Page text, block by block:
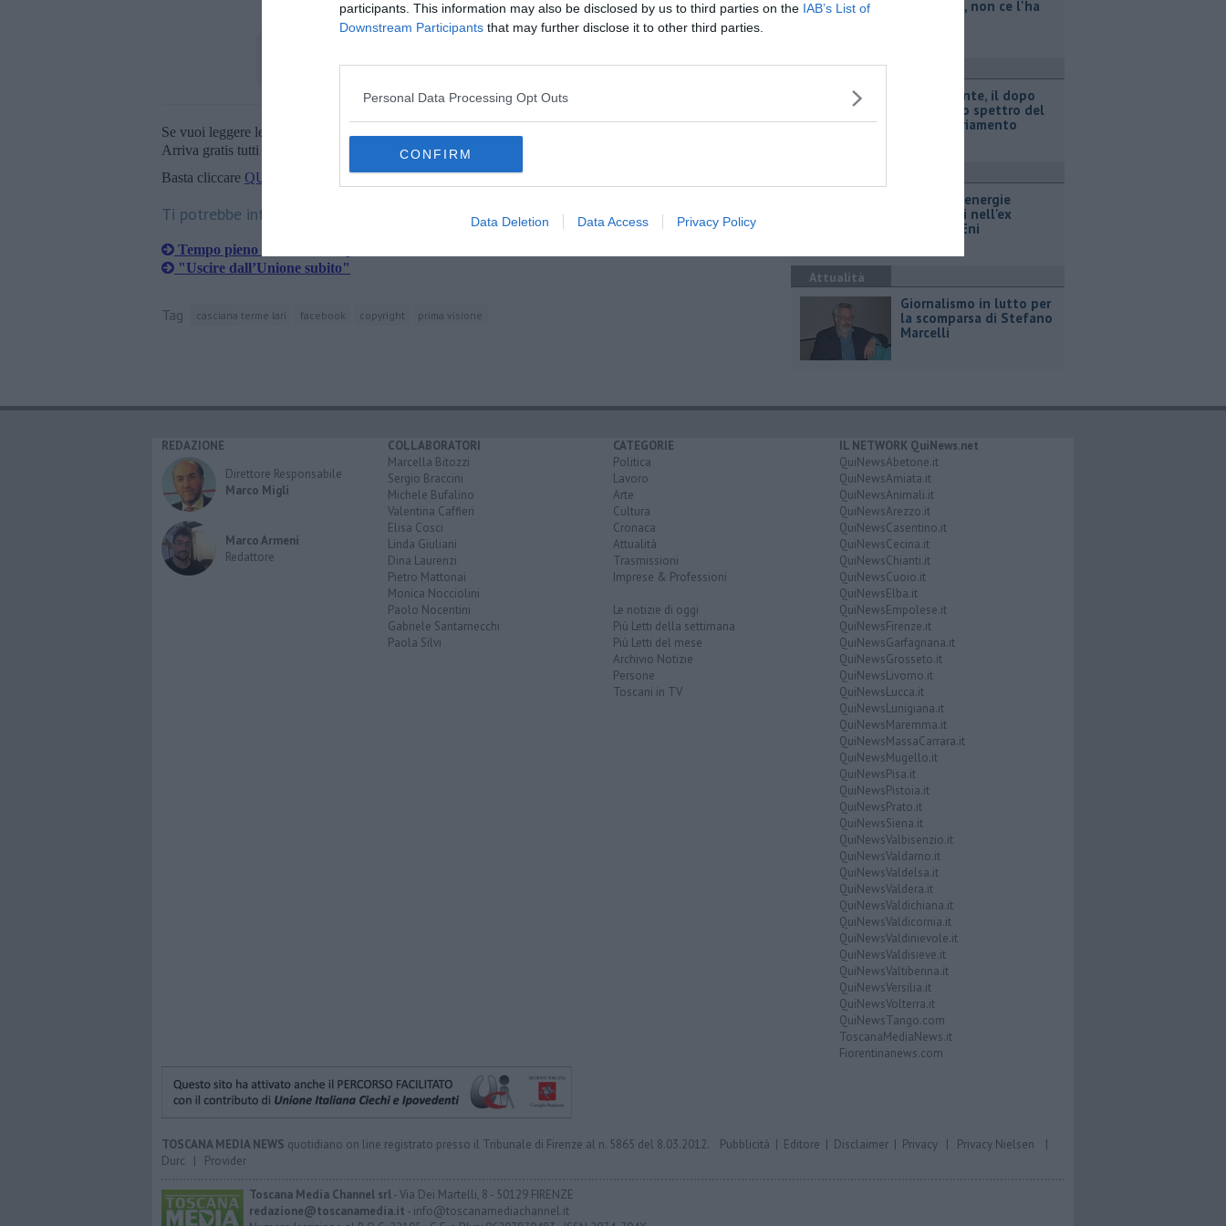
participants. This information may also be disclosed by us to third parties on the IAB’s List of
Downstream Participants that may further disclose it to other third parties.
Personal Data Processing Opt Outs
CONFIRM
Data Deletion Data Access Privacy Policy
Se vuoi leggere le notizie principali della Toscana iscriviti alla
Arriva gratis tutti i giorni alle 20:00 direttamente nella tua casella di posta.
Basta cliccare QUI
Ti potrebbe interessare anche:
Tempo pieno a scuola, la replica del sindaco
"​Uscire dall’Unione subito"
Tag casciana terme lari facebook copyright prima visione
legionella, non ce l'ha
Attualità
Retiambiente, il dopo
Fortini e lo spettro del
commissariamento
Hub delle energie
rinnovabili nell'ex
deposito Eni
Attualità
Giornalismo in lutto per
la scomparsa di Stefano
Marcelli
REDAZIONE
Direttore Responsabile
Marco Migli
Marco Armeni
Redattore
COLLABORATORI
Marcella Bitozzi
Sergio Braccini
Michele Bufalino
Valentina Caffieri
Elisa Cosci
Linda Giuliani
Dina Laurenzi
Pietro Mattonai
Monica Nocciolini
Paolo Nocentini
Gabriele Santarnecchi
Paola Silvi
CATEGORIE
Politica
Lavoro
Arte
Cultura
Cronaca
Attualità
Trasmissioni
Imprese & Professioni
Le notizie di oggi
Più Letti della settimana
Più Letti del mese
Archivio Notizie
Persone
Toscani in TV
IL NETWORK QuiNews.net
QuiNewsAbetone.it
QuiNewsAmiata.it
QuiNewsAnimali.it
QuiNewsArezzo.it
QuiNewsCasentino.it
QuiNewsCecina.it
QuiNewsChianti.it
QuiNewsCuoio.it
QuiNewsElba.it
QuiNewsEmpolese.it
QuiNewsFirenze.it
QuiNewsGarfagnana.it
QuiNewsGrosseto.it
QuiNewsLivorno.it
QuiNewsLucca.it
QuiNewsLunigiana.it
QuiNewsMaremma.it
QuiNewsMassaCarrara.it
QuiNewsMugello.it
QuiNewsPisa.it
QuiNewsPistoia.it
QuiNewsPrato.it
QuiNewsSiena.it
QuiNewsValbisenzio.it
QuiNewsValdarno.it
QuiNewsValdelsa.it
QuiNewsValdera.it
QuiNewsValdichiana.it
QuiNewsValdicornia.it
QuiNewsValdinievole.it
QuiNewsValdisieve.it
QuiNewsValtiberina.it
QuiNewsVersilia.it
QuiNewsVolterra.it
QuiNewsTango.com
ToscanaMediaNews.it
Fiorentinanews.com
TOSCANA MEDIA NEWS quotidiano on line registrato presso il Tribunale di Firenze al n. 5865 del 8.03.2012. Pubblicità | Editore | Disclaimer | Privacy | Privacy Nielsen |
Durc | Provider
Toscana Media Channel srl- Via Dei Martelli, 8 - 50129 FIRENZE
redazione@toscanamedia.it - info@toscanamediachannel.it